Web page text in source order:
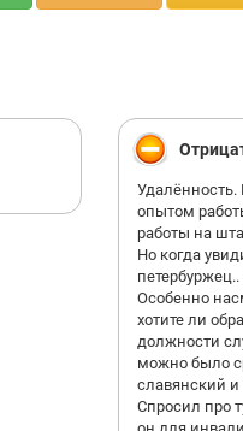
опытом
работы на
Но когда
Особенно
хотите ли
должности
можно было
славянский
Спросил про